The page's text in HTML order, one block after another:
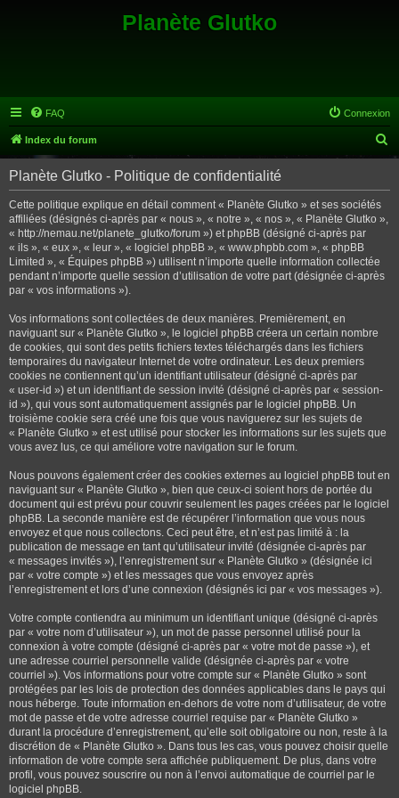
Planète Glutko
FAQ Connexion
Index du forum
e
Planète Glutko - Politique de confidentialité
Cette politique explique en détail comment « Planète Glutko » et ses sociétés
affiliées (désignés ci-après par « nous », « notre », « nos », « Planète Glutko »,
« http://nemau.net/planete_glutko/forum ») et phpBB (désigné ci-après par
« ils », « eux », « leur », « logiciel phpBB », « www.phpbb.com », « phpBB
Limited », « Équipes phpBB ») utilisent n’importe quelle information collectée
pendant n’importe quelle session d’utilisation de votre part (désignée ci-après
par « vos informations »).
Vos informations sont collectées de deux manières. Premièrement, en
naviguant sur « Planète Glutko », le logiciel phpBB créera un certain nombre
de cookies, qui sont des petits fichiers textes téléchargés dans les fichiers
temporaires du navigateur Internet de votre ordinateur. Les deux premiers
cookies ne contiennent qu’un identifiant utilisateur (désigné ci-après par
« user-id ») et un identifiant de session invité (désigné ci-après par « session-
id »), qui vous sont automatiquement assignés par le logiciel phpBB. Un
troisième cookie sera créé une fois que vous naviguerez sur les sujets de
« Planète Glutko » et est utilisé pour stocker les informations sur les sujets que
vous avez lus, ce qui améliore votre navigation sur le forum.
Nous pouvons également créer des cookies externes au logiciel phpBB tout en
naviguant sur « Planète Glutko », bien que ceux-ci soient hors de portée du
document qui est prévu pour couvrir seulement les pages créées par le logiciel
phpBB. La seconde manière est de récupérer l’information que vous nous
envoyez et que nous collectons. Ceci peut être, et n’est pas limité à : la
publication de message en tant qu’utilisateur invité (désignée ci-après par
« messages invités »), l’enregistrement sur « Planète Glutko » (désignée ici
par « votre compte ») et les messages que vous envoyez après
l’enregistrement et lors d’une connexion (désignés ici par « vos messages »).
Votre compte contiendra au minimum un identifiant unique (désigné ci-après
par « votre nom d’utilisateur »), un mot de passe personnel utilisé pour la
connexion à votre compte (désigné ci-après par « votre mot de passe »), et
une adresse courriel personnelle valide (désignée ci-après par « votre
courriel »). Vos informations pour votre compte sur « Planète Glutko » sont
protégées par les lois de protection des données applicables dans le pays qui
nous héberge. Toute information en-dehors de votre nom d’utilisateur, de votre
mot de passe et de votre adresse courriel requise par « Planète Glutko »
durant la procédure d’enregistrement, qu’elle soit obligatoire ou non, reste à la
discrétion de « Planète Glutko ». Dans tous les cas, vous pouvez choisir quelle
information de votre compte sera affichée publiquement. De plus, dans votre
profil, vous pouvez souscrire ou non à l’envoi automatique de courriel par le
logiciel phpBB.